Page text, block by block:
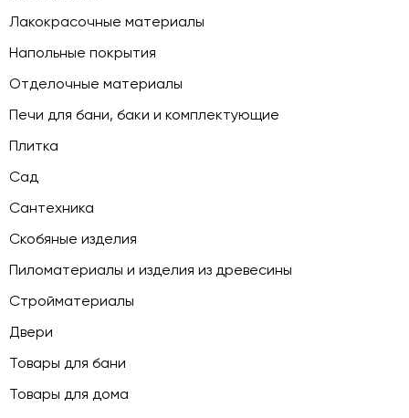
Лакокрасочные материалы
Напольные покрытия
Отделочные материалы
Печи для бани, баки и комплектующие
Плитка
Сад
Сантехника
Скобяные изделия
Пиломатериалы и изделия из древесины
Стройматериалы
Двери
Товары для бани
Товары для дома